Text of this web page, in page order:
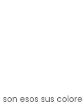
esos sus